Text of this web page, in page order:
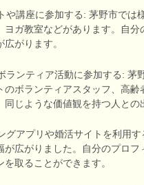
や講座に参加する: 茅野市では
ヨガ教室などがあります。自
広がります。
ランティア活動に参加する: 茅
のボランティアスタッフ、高
同じような価値観を持つ人との
グアプリや婚活サイトを利用
が広がりました。自分のプロ
を取ることができます。